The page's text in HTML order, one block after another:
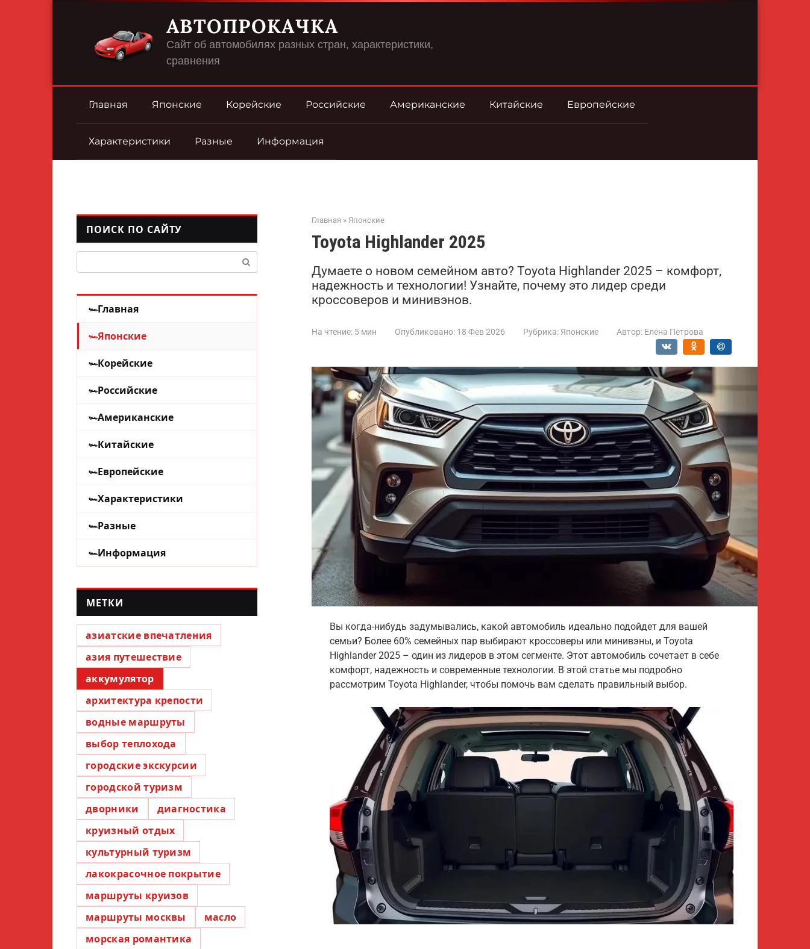
АВТОПРОКАЧКА
Сайт об автомобилях разных стран, характеристики,
сравнения
Главная Японские Корейские Российские Американские Китайские Европейские
Характеристики Разные Информация
Главная » Японские
Toyota Highlander 2025
Думаете о новом семейном авто? Toyota Highlander 2025 – комфорт,
надежность и технологии! Узнайте, почему это лидер среди
кроссоверов и минивэнов.
На чтение: 5 мин Опубликовано: 18 Фев 2026 Рубрика: Японские Автор: Елена Петрова
Вы когда-нибудь задумывались, какой автомобиль идеально подойдет для вашей
семьи? Более 60% семейных пар выбирают кроссоверы или минивэны, и Toyota
Highlander 2025 – один из лидеров в этом сегменте. Этот автомобиль сочетает в себе
комфорт, надежность и современные технологии. В этой статье мы подробно
рассмотрим Toyota Highlander, чтобы помочь вам сделать правильный выбор.
ПОИСК ПО САЙТУ
Главная
Японские
Корейские
Российские
Американские
Китайские
Европейские
Характеристики
Разные
Информация
МЕТКИ
азиатские впечатления
азия путешествие
аккумулятор
архитектура крепости
водные маршруты
выбор теплохода
городские экскурсии
городской туризм
дворники
диагностика
круизный отдых
культурный туризм
лакокрасочное покрытие
маршруты круизов
маршруты москвы
масло
морская романтика